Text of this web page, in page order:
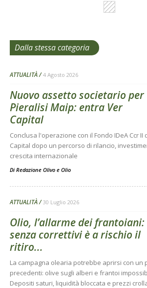
Dalla stessa categoria
ATTUALITÀ 4 Agosto 2026
Nuovo assetto societario per
Pieralisi Maip: entra Ver
Capital
Conclusa l'operazione con il Fondo IDeA Ccr II
Capital dopo un percorso di rilancio,
crescita internazionale
Di Redazione Olivo e Olio
ATTUALITÀ 30 Luglio 2026
Olio, l’allarme dei frantoiani:
senza correttivi è a rischio il
ritiro...
La campagna olearia potrebbe aprirsi con un
precedenti: olive sugli alberi e frantoi
Depositi saturi, liquidità bloccata e prezzi